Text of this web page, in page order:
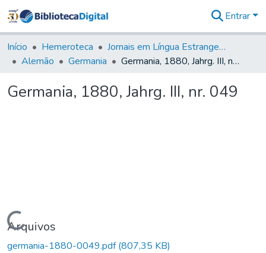
&
Coleções
Tudo na
Digital
Entrar
Início Hemeroteca
Jornais em Língua Estrangeira
Alemão
Germania Germania, 1880, Jahrg. III, nr. 049
Germania, 1880, Jahrg. III, nr. 049
Carregando...
Arquivos
germania-1880-0049.pdf(807,35 KB)